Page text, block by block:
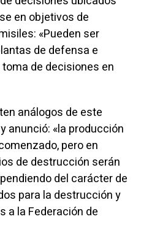
en objetivos de
«Pueden ser
de defensa e
de decisiones en
análogos de este
anunció: «la producción
pero en
de destrucción serán
del carácter de
para la destrucción y
a la Federación de